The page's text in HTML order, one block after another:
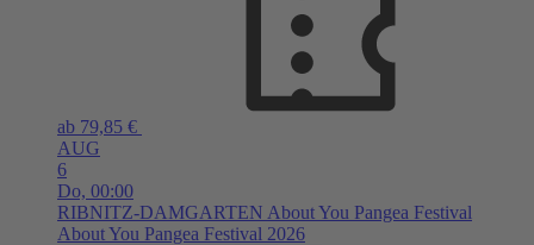
ab 79,85 €
AUG
6
Do, 00:00
RIBNITZ-DAMGARTEN About You Pangea Festival
About You Pangea Festival 2026